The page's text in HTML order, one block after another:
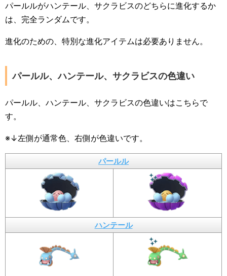
パールルがハンテール、サクラビスのどちらに進化するか
は、完全ランダムです。
進化のための、特別な進化アイテムは必要ありません。
パールル、ハンテール、サクラビスの色違い
パールル、ハンテール、サクラビスの色違いはこちらで
す。
※↓左側が通常色、右側が色違いです。
パールル
ハンテール